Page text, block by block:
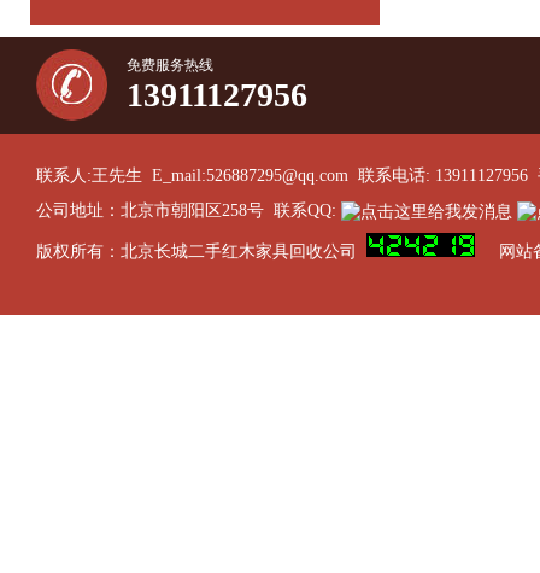
免费服务热线
13911127956
联系人:王先生 E_mail:526887295@qq.com 联系电话: 13911127956
公司地址：北京市朝阳区258号 联系QQ:
版权所有：北京长城二手红木家具回收公司 网站